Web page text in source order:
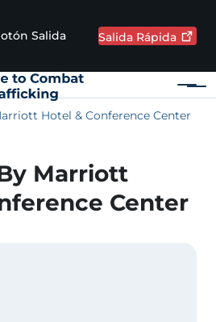
Salida
Salida Rápida
Menú
Main navigation
Hotel & Conference Center
Marriott
Center